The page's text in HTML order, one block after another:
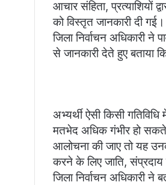
आचार संहिता, प्रत्याशियों
को विस्तृत जानकारी दी गई।
जिला निर्वाचन अधिकारी
से जानकारी देते हुए बताया
अभ्यर्थी ऐसी किसी
मतभेद अधिक गंभीर हो सकते
आलोचना की जाए तो यह
करने के लिए जाति,
जिला निर्वाचन अधिकारी